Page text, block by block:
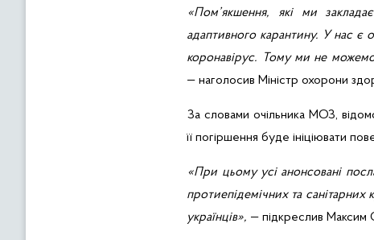
«Пом’якшення, якіми
адаптивного карантину. У нас є
коронавірус. Тому ми не
—наголосив Міністр охорони
За словами очільникаМОЗ,
її погіршення будеініціювати
«При цьому усі анонсовані
протиепідемічнихта санітарних
українців», —підкреслив Максим